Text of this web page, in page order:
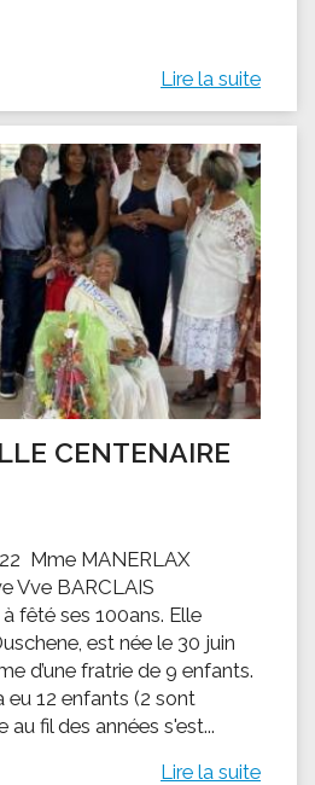
Lire la suite
CENTENAIRE
Mme MANERLAX
Vve BARCLAIS
fêté ses 100ans. Elle
est née le 30 juin
d’une fratrie de 9 enfants.
eu 12 enfants (2 sont
fil des années s'est...
Lire la suite